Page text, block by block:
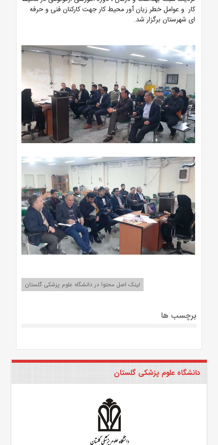
کار و عوامل خطر زیان آور محیط کار جهت کارکنان فنی و حرفه
ای شهرستان برگزار شد.
لینک اصل محتوا در دانشگاه علوم پزشکی گلستان
برچسب ها
دانشگاه علوم پزشکی گلستان